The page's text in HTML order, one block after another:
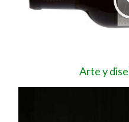
Arte y